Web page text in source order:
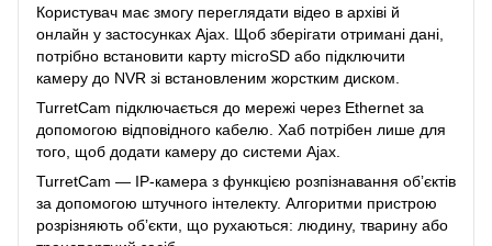
Користувач має змогу переглядати відео в архіві й
онлайн у застосунках Ajax. Щоб зберігати отримані дані,
потрібно встановити карту microSD або підключити
камеру до NVR зі встановленим жорстким диском.
TurretCam підключається до мережі через Ethernet за
допомогою відповідного кабелю. Хаб потрібен лише для
того, щоб додати камеру до системи Ajax.
TurretCam — IP-камера з функцією розпізнавання обʼєктів
за допомогою штучного інтелекту. Алгоритми пристрою
розрізняють обʼєкти, що рухаються: людину, тварину або